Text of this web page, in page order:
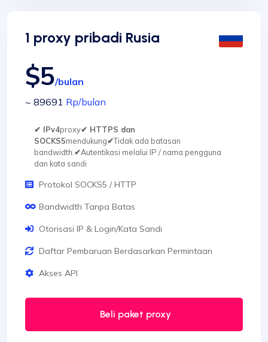
1 proxy pribadi Rusia
$5/bulan
~ 89691 Rp/bulan
✔ IPv4proxy✔ HTTPS dan
SOCKS5mendukung✔Tidak ada batasan
bandwidth.✔Autentikasi melalui IP / nama pengguna
dan kata sandi
Protokol SOCKS5 / HTTP
Bandwidth Tanpa Batas
Otorisasi IP & Login/Kata Sandi
Daftar Pembaruan Berdasarkan Permintaan
Akses API
Beli paket proxy